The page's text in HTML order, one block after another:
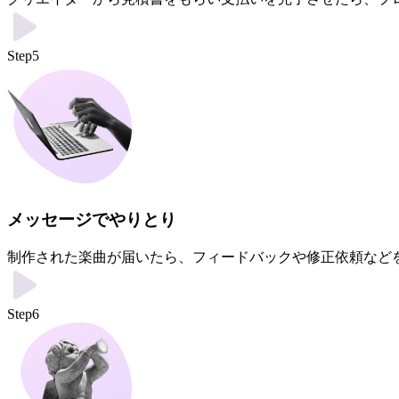
Step5
メッセージでやりとり
制作された楽曲が届いたら、フィードバックや修正依頼など
Step6